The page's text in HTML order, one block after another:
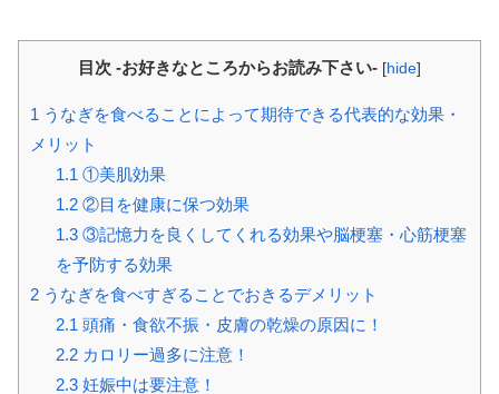
目次 -お好きなところからお読み下さい- [hide]
1 うなぎを食べることによって期待できる代表的な効果・
メリット
1.1①美肌効果
1.2②目を健康に保つ効果
1.3③記憶力を良くしてくれる効果や脳梗塞・心筋梗塞
を予防する効果
2 うなぎを食べすぎることでおきるデメリット
2.1頭痛・食欲不振・皮膚の乾燥の原因に！
2.2カロリー過多に注意！
2.3妊娠中は要注意！